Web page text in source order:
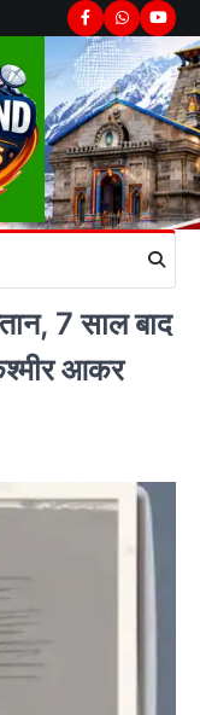
Facebook
Whatsapp
7 साल बाद
आकर